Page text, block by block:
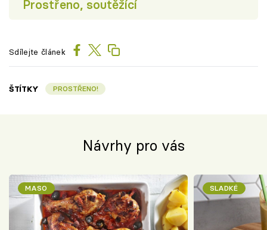
Prostřeno, soutěžící
Sdílejte článek
ŠTÍTKY PROSTŘENO!
Návrhy pro vás
MASO SLADKÉ